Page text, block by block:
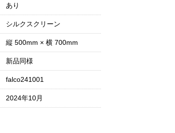
あり
シルクスクリーン
縦 500mm × 横 700mm
新品同様
falco241001
2024年10月